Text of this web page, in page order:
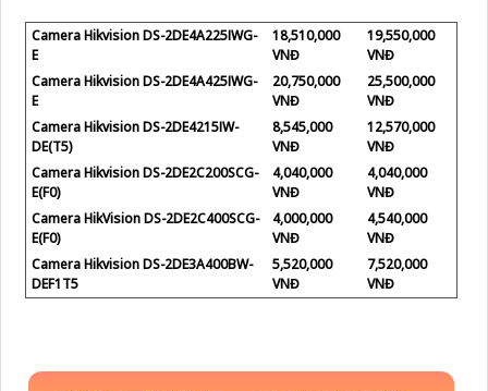
Camera Hikvision DS-2DE4A225IWG-
E
18,510,000
VNĐ
19,550,000
VNĐ
Camera Hikvision DS-2DE4A425IWG-
E
20,750,000
VNĐ
25,500,000
VNĐ
Camera Hikvision DS-2DE4215IW-
DE(T5)
8,545,000
VNĐ
12,570,000
VNĐ
Camera Hikvision DS-2DE2C200SCG-
E(F0)
4,040,000
VNĐ
4,040,000
VNĐ
Camera HikVision DS-2DE2C400SCG-
E(F0)
4,000,000
VNĐ
4,540,000
VNĐ
Camera Hikvision DS-2DE3A400BW-
DEF1T5
5,520,000
VNĐ
7,520,000
VNĐ